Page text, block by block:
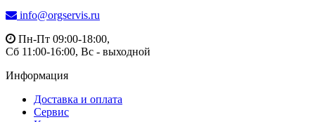
info@orgservis.ru
Пн-Пт 09:00-18:00,
Сб 11:00-16:00, Вс - выходной
Информация
Доставка и оплата
Сервис